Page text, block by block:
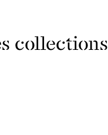
collections